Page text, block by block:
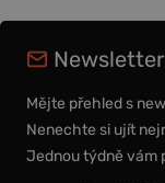
Newsletter
Mějte přehled s
Nenechte si ujít
Jednou týdně vám